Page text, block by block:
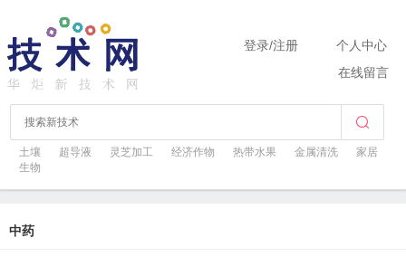
土壤 超导液 灵芝加工 经济作物 热带水果 金属清洗
家居
生物
登录/注册
个人中心
在线留言
中药